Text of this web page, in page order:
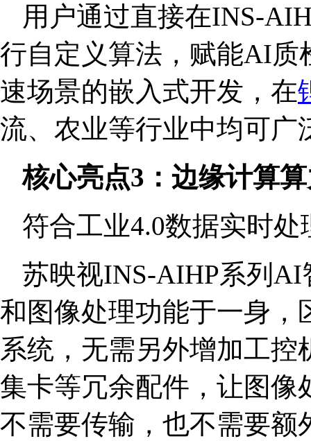
用户通过直接在INS-
行自定义算法，赋能AI质
速场景的嵌入式开发，在
流、农业等行业中均可广
核心亮点3：边缘计算
符合工业4.0数据实时处
苏映视INS-AIHP系列
和图像处理功能于一身，
系统，无需另外增加工控
集卡等冗余配件，让图像
不需要传输，也不需要额